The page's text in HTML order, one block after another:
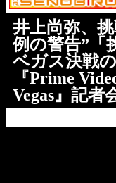
井上尚弥、
例の警告”「
ベガス決戦
『Prime
Vegas』記者